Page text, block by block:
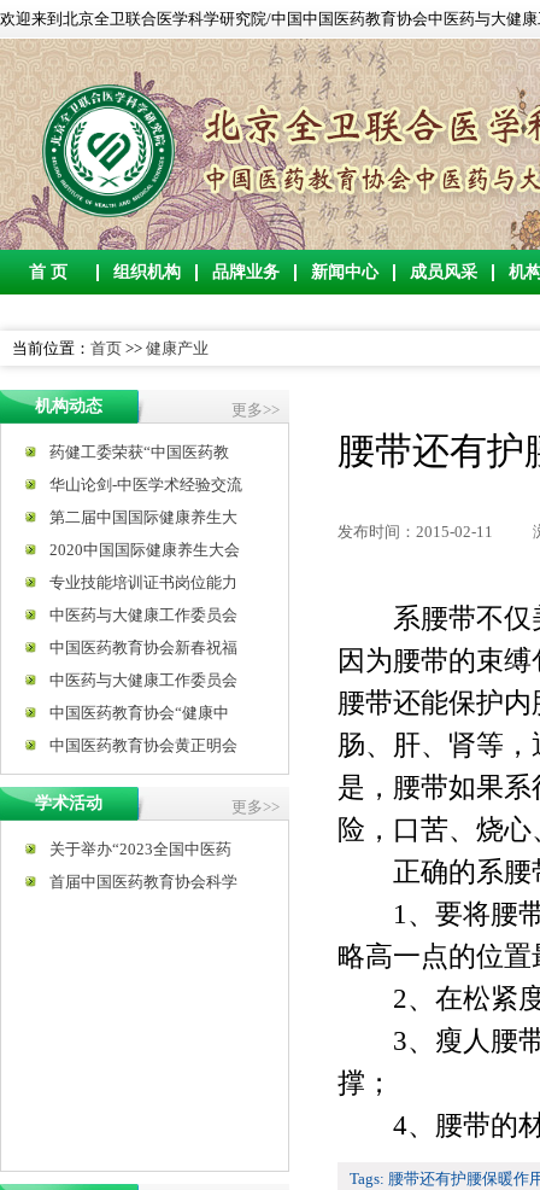
欢迎来到北京全卫联合医学科学研究院/中国中国医药教育协会中医药与大健
首 页 组织机构 品牌业务 新闻中心 成员风采 机
当前位置： 首页 >> 健康产业
腰带还有护
发布时间：2015-02-11
系腰带不仅美
因为腰带的束
腰带还能保护
肠、肝、肾等
是，腰带如果
险，口苦、烧
正确的系腰
1、要将腰带
略高一点的位置
2、在松紧度
3、瘦人腰带
撑；
4、腰带的材
Tags: 腰带还有护腰保暖作
机构动态 更多>>
药健工委荣获“中国医药教
华山论剑-中医学术经验交流
第二届中国国际健康养生大
2020中国国际健康养生大会
专业技能培训证书岗位能力
中医药与大健康工作委员会
中国医药教育协会新春祝福
中医药与大健康工作委员会
中国医药教育协会“健康中
中国医药教育协会黄正明会
学术活动 更多>>
关于举办“2023全国中医药
首届中国医药教育协会科学